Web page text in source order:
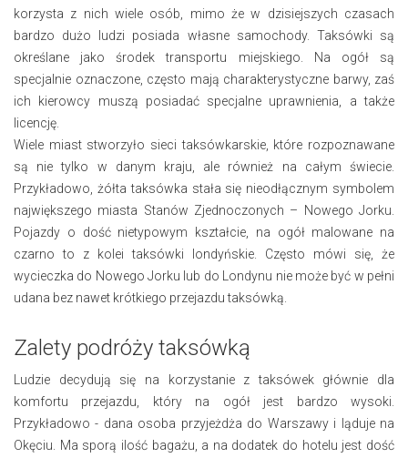
korzysta z nich wiele osób, mimo że w dzisiejszych czasach
bardzo dużo ludzi posiada własne samochody. Taksówki są
określane jako środek transportu miejskiego. Na ogół są
specjalnie oznaczone, często mają charakterystyczne barwy, zaś
ich kierowcy muszą posiadać specjalne uprawnienia, a także
licencję.
Wiele miast stworzyło sieci taksówkarskie, które rozpoznawane
są nie tylko w danym kraju, ale również na całym świecie.
Przykładowo, żółta taksówka stała się nieodłącznym symbolem
największego miasta Stanów Zjednoczonych – Nowego Jorku.
Pojazdy o dość nietypowym kształcie, na ogół malowane na
czarno to z kolei taksówki londyńskie. Często mówi się, że
wycieczka do Nowego Jorku lub do Londynu nie może być w pełni
udana bez nawet krótkiego przejazdu taksówką.
Zalety podróży taksówką
Ludzie decydują się na korzystanie z taksówek głównie dla
komfortu przejazdu, który na ogół jest bardzo wysoki.
Przykładowo - dana osoba przyjeżdża do Warszawy i ląduje na
Okęciu. Ma sporą ilość bagażu, a na dodatek do hotelu jest dość